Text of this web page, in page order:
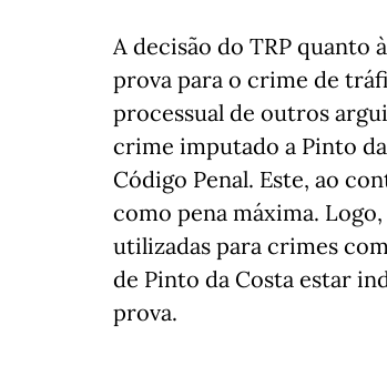
A decisão do TRP quanto
prova para o crime de
processual de outros
crime imputado a Pinto
Código Penal. Este, ao
como pena máxima.
utilizadas para crimes
de Pinto da Costa estar
prova.